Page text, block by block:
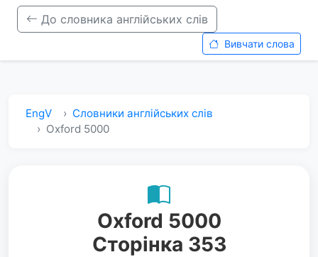
До словника англійських слів
Вивчати слова
EngV
Словники англійських слів
Oxford 5000
Oxford 5000
Сторінка 353